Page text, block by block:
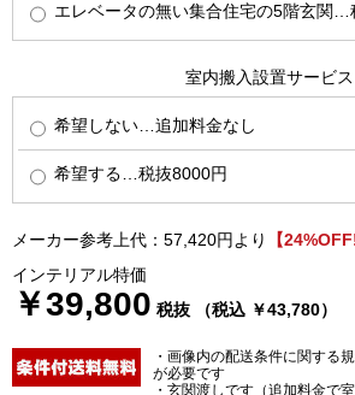
エレベータの無い集合住宅の5階玄関…
室内搬入設置サービス
希望しない…追加料金なし
希望する…税抜8000円
メーカー参考上代：57,420円より
【
インテリアル特価
￥39,800 税抜 （税込 ￥43,780）
・画像内の配送条件に関する
が必要です
・玄関渡しです（追加料金で